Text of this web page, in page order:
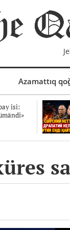
Azamattıq
isi: